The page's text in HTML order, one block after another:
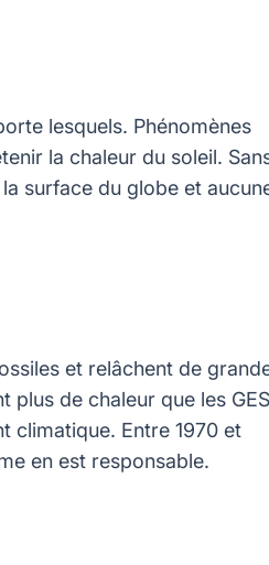
lesquels. Phénomènes
la chaleur du soleil.
surface du globe et
et relâchent de
plus de chaleur que les GES
climatique. Entre 1970 et
en est responsable.